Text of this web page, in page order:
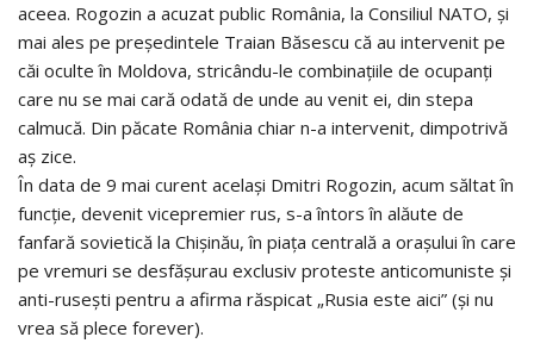
aceea. Rogozin a acuzat public România, la Consiliul NATO, și
mai ales pe președintele Traian Băsescu că au intervenit pe
căi oculte în Moldova, stricându-le combinațiile de ocupanți
care nu se mai cară odată de unde au venit ei, din stepa
calmucă. Din păcate România chiar n-a intervenit, dimpotrivă
aș zice.
În data de 9 mai curent același Dmitri Rogozin, acum săltat în
funcție, devenit vicepremier rus, s-a întors în alăute de
fanfară sovietică la Chișinău, în piața centrală a orașului în care
pe vremuri se desfășurau exclusiv proteste anticomuniste și
anti-rusești pentru a afirma răspicat „Rusia este aici” (și nu
vrea să plece forever).